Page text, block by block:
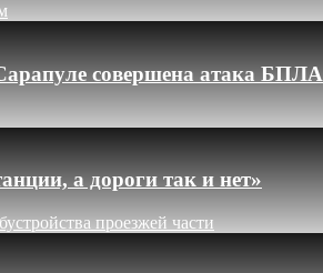
совершена атака БПЛА
а дороги так и нет»
проезжей части